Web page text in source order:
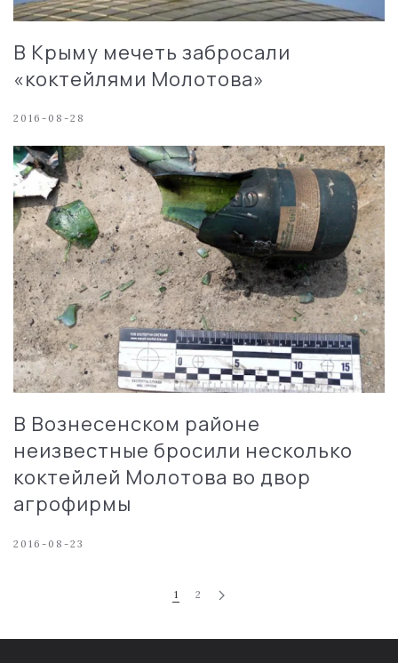
В Крыму мечеть забросали
«коктейлями Молотова»
2016-08-28
В Вознесенском районе
неизвестные бросили несколько
коктейлей Молотова во двор
агрофирмы
2016-08-23
1 2